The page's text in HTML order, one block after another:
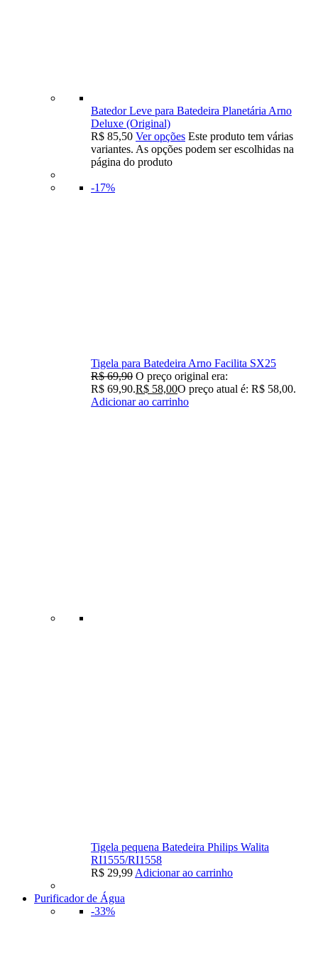
Batedor Leve para Batedeira Planetária Arno
Deluxe (Original)
R$ 85,50 Ver opções Este produto tem várias
variantes. As opções podem ser escolhidas na
página do produto
-17%
Tigela para Batedeira Arno Facilita SX25
R$69,90 O preço original era:
R$ 69,90.R$ 58,00O preço atual é: R$ 58,00.
Adicionar ao carrinho
Tigela pequena Batedeira Philips Walita
RI1555/RI1558
R$ 29,99 Adicionar ao carrinho
Purificador de Água
-33%